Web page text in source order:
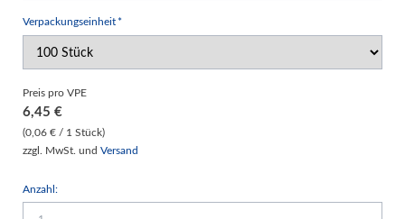
Pflichtfeld
Verpackungseinheit *
Preis pro VPE
6,45 €
(0,06 € / 1 Stück)
zzgl. MwSt. und Versand
Anzahl: